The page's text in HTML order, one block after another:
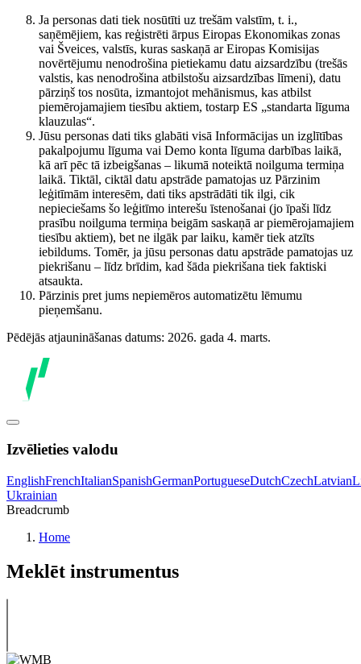
Ja personas dati tiek nosūtīti uz trešām valstīm, t. i.,
saņēmējiem, kas reģistrēti ārpus Eiropas Ekonomikas zonas
vai Šveices, valstīs, kuras saskaņā ar Eiropas Komisijas
novērtējumu nenodrošina pietiekamu datu aizsardzību (trešās
valstis, kas nenodrošina atbilstošu aizsardzības līmeni), datu
pārziņš tos nosūta, izmantojot mehānismus, kas atbilst
piemērojamajiem tiesību aktiem, tostarp ES „standarta līguma
klauzulas“.
Jūsu personas dati tiks glabāti visā Informācijas un izglītības
pakalpojumu līguma vai Demo konta līguma darbības laikā,
kā arī pēc tā izbeigšanas – likumā noteiktā noilguma termiņa
laikā. Tiktāl, ciktāl datu apstrāde pamatojas uz Pārzinim
leģitīmām interesēm, dati tiks apstrādāti tik ilgi, cik
nepieciešams šo leģitīmo interešu īstenošanai (jo īpaši līdz
prasību noilguma termiņa beigām saskaņā ar piemērojamajiem
tiesību aktiem), bet ne ilgāk par laiku, kamēr tiek atzīts
iebildums. Tomēr, ja jūsu personas datu apstrāde pamatojas uz
piekrišanu – līdz brīdim, kad šāda piekrišana tiek faktiski
atsaukta.
Pārzinis pret jums nepiemēros automatizētu lēmumu
pieņemšanu.
Pēdējās atjaunināšanas datums: 2026. gada 4. marts.
Izvēlieties valodu
EnglishFrenchItalianSpanishGermanPortugueseDutchCzechLatvian
Ukrainian
Breadcrumb
Home
Meklēt instrumentus